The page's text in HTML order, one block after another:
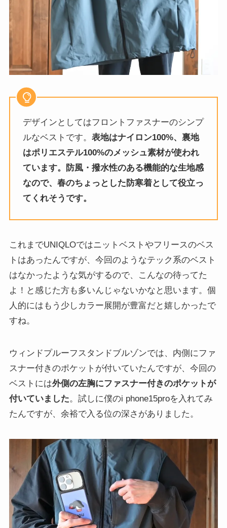
デザインとしてはフロントファスナーのシンプ
ルなベストです。表地はナイロン100%、裏地
はポリエステル100%のメッシュ素材が使われ
ています。防風・撥水性のある機能的な生地感
なので、春のちょっとした防寒着として役立っ
てくれそうです。
これまでUNIQLOではニットベストやフリースのベス
トはあったんですが、今回のようなテック系のベスト
はなかったような気がするので、こんなの待ってた
よ！と感じた方も多いんじゃないかなと思います。個
人的にはもう少しカラー展開が豊富だと嬉しかったで
すね。
ウィンドプルーフスタンドブルゾンでは、内側にファ
スナー付きのポケットが付いていたんですが、今回の
ベストには外側の左胸にファスナー付きのポケットが
付いていました。試しに僕のi phone15proを入れてみ
たんですが、余裕で入る位の深さがありました。